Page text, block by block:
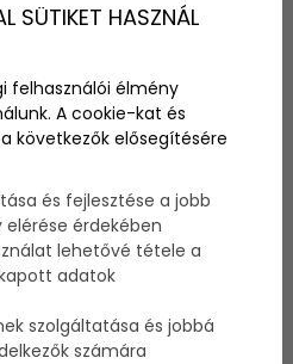
–
cikkek, amelyeket a
írtunk olvasóinknak!
az új és a már ismert
SÜTIKET HASZNÁL
felhasználói élmény
A cookie-kat és
következők elősegítésére
és fejlesztése a jobb
érdekében
lehetővé tétele a
adatok
szolgáltatása és jobbá
számára